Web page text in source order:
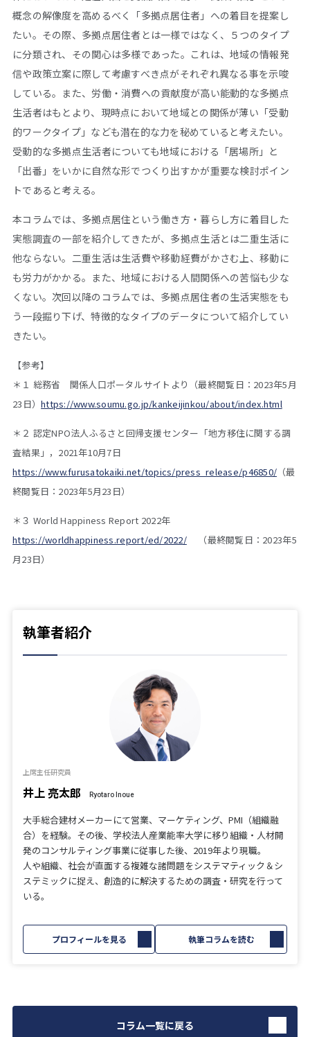
概念の解像度を高めるべく「多拠点居住者」への着目を提案し
たい。その際、多拠点居住者とは一様ではなく、５つのタイプ
に分類され、その関心は多様であった。これは、地域の情報発
信や政策立案に際して考慮すべき点がそれぞれ異なる事を示唆
している。また、労働・消費への貢献度が高い能動的な多拠点
生活者はもとより、現時点において地域との関係が薄い「受動
的ワークタイプ」なども潜在的な力を秘めていると考えたい。
受動的な多拠点生活者についても地域における「居場所」と
「出番」をいかに自然な形でつくり出すかが重要な検討ポイン
トであると考える。
本コラムでは、多拠点居住という働き方・暮らし方に着目した
実態調査の一部を紹介してきたが、多拠点生活とは二重生活に
他ならない。二重生活は生活費や移動経費がかさむ上、移動に
も労力がかかる。また、地域における人間関係への苦悩も少な
くない。次回以降のコラムでは、多拠点居住者の生活実態をも
う一段掘り下げ、特徴的なタイプのデータについて紹介してい
きたい。
【参考】
＊１ 総務省 関係人口ポータルサイトより（最終閲覧日：2023年5月
23日）https://www.soumu.go.jp/kankeijinkou/about/index.html
＊２ 認定NPO法人ふるさと回帰支援センター「地方移住に関する調
査結果」，2021年10月7日
https://www.furusatokaiki.net/topics/press_release/p46850/ （最
終閲覧日：2023年5月23日）
＊３ World Happiness Report 2022年
https://worldhappiness.report/ed/2022/（最終閲覧日：2023年5
月23日）
執筆者紹介
上席主任研究員
井上 亮太郎 Ryotaro Inoue
大手総合建材メーカーにて営業、マーケティング、PMI（組織融
合）を経験。その後、学校法人産業能率大学に移り組織・人材開
発のコンサルティング事業に従事した後、2019年より現職。
人や組織、社会が直面する複雑な諸問題をシステマティック＆シ
ステミックに捉え、創造的に解決するための調査・研究を行って
いる。
プロフィールを見る 執筆コラムを読む
コラム一覧に戻る